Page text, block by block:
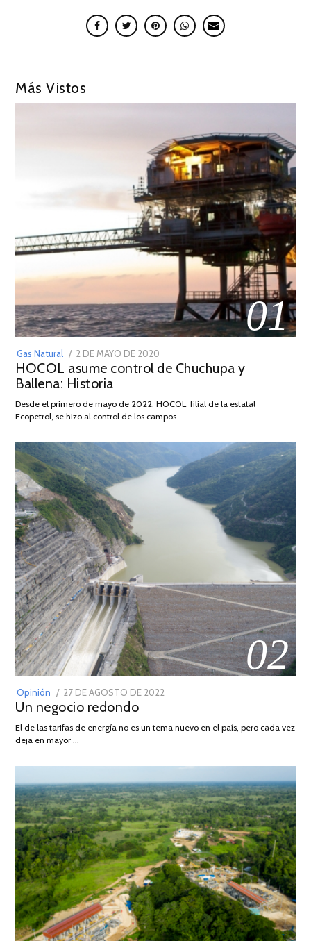
Más Vistos
01
Gas Natural
POSTED
ON
2 DE MAYO DE 2020
DE
2026
HOCOL asume control de Chuchupa y
Ballena: Historia
Desde el primero de mayo de 2022, HOCOL, filial de la estatal
Ecopetrol, se hizo al control de los campos …
02
Opinión
POSTED
ON
27 DE AGOSTO DE 2022
DE
Un negocio redondo
El de las tarifas de energía no es un tema nuevo en el país, pero cada vez
deja en mayor …